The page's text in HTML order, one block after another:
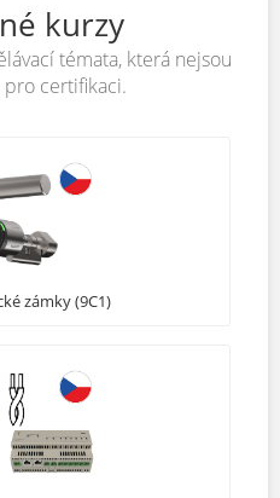
kurzy
témata, která nejsou
pro certifikaci.
zámky (9C1)